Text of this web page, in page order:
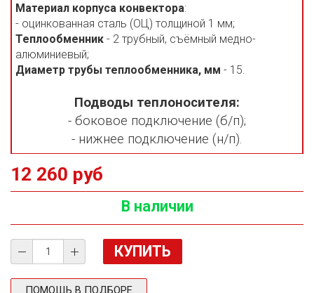
Материал корпуса конвектора:
- оцинкованная сталь (ОЦ) толщиной 1 мм;
Теплообменник - 2 трубный, съёмный медно-
алюминиевый;
Диаметр трубы теплообменника, мм - 15.
Подводы теплоносителя:
- боковое подключение (б/п);
- нижнее подключение (н/п).
12 260 руб
В наличии
ПОМОЩЬ В ПОДБОРЕ